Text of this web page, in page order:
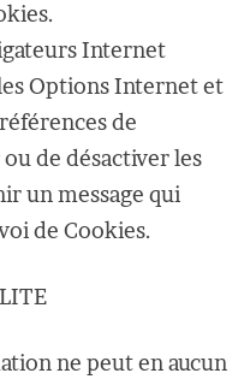
Internet
Options Internet et
de
de désactiver les
un message qui
de Cookies.
ne peut en aucun